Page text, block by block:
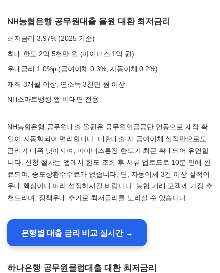
NH농협은행 공무원대출 올원 대환 최저금리
최저금리 3.97% (2025 기준)
최대 한도 2억 5천만 원 (마이너스 1억 원)
우대금리 1.0%p (급여이체 0.3%, 자동이체 0.2%)
재직 3개월 이상, 연소득 3천만 원 이상
NH스마트뱅킹 앱 비대면 전용
NH농협은행 공무원대출 올원은 공무원연금공단 연동으로 재직 확
인이 자동화되어 편리합니다. 대환대출 시 급여이체 실적만으로도
금리가 대폭 낮아지며, 마이너스통장 한도가 최근 확대되어 유연합
니다. 신청 절차는 앱에서 한도 조회 후 서류 업로드로 10분 만에 완
료되며, 중도상환수수료가 없습니다. 단, 자동이체 3건 이상 실적이
우대 핵심이니 미리 설정하시길 바랍니다. 농협 거래 고객께 가장 추
천드리며, 정책우대 추가로 최저금리를 노리실 수 있습니다.
은행별 대출 금리 비교 실시간 →
하나은행 공무원클럽대출 대환 최저금리